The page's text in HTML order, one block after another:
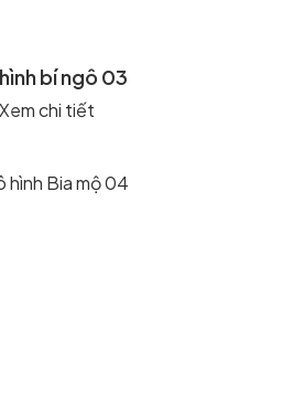
bí ngô 03
Xem chi tiết